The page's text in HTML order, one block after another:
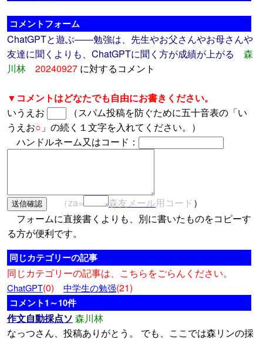
コメントフォーム
ChatGPTと遊ぶ――勉強は、先生やお父さんやお母さんや
友達に聞くよりも、ChatGPTに聞く方が成績が上がる
森
川林
20240927 に対するコメント
▼コメントはどなたでも自由にお書きください。
いうえお
（スパム投稿を防ぐために五十音表の「い
うえお○ 」の続く１文字を入れてください。）
ハンドルネーム又はコード：
（za= 森友メール用コード）
フォームに直接書くよりも、別に書いたものをコピーす
る方が便利です。
同じカテゴリーの記事
同じカテゴリーの記事は、こちらをごらんください。
ChatGPT(0) 中学生の勉强(21)
コメント1～10件
作文自動採点ソ 森川林
なっつさん、投稿ありがとう。 でも、ここでは森リンの採